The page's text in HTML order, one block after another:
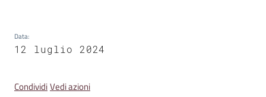
Tutti
gli
T
Data:
12 luglio 2024
CondividiVedi azioni